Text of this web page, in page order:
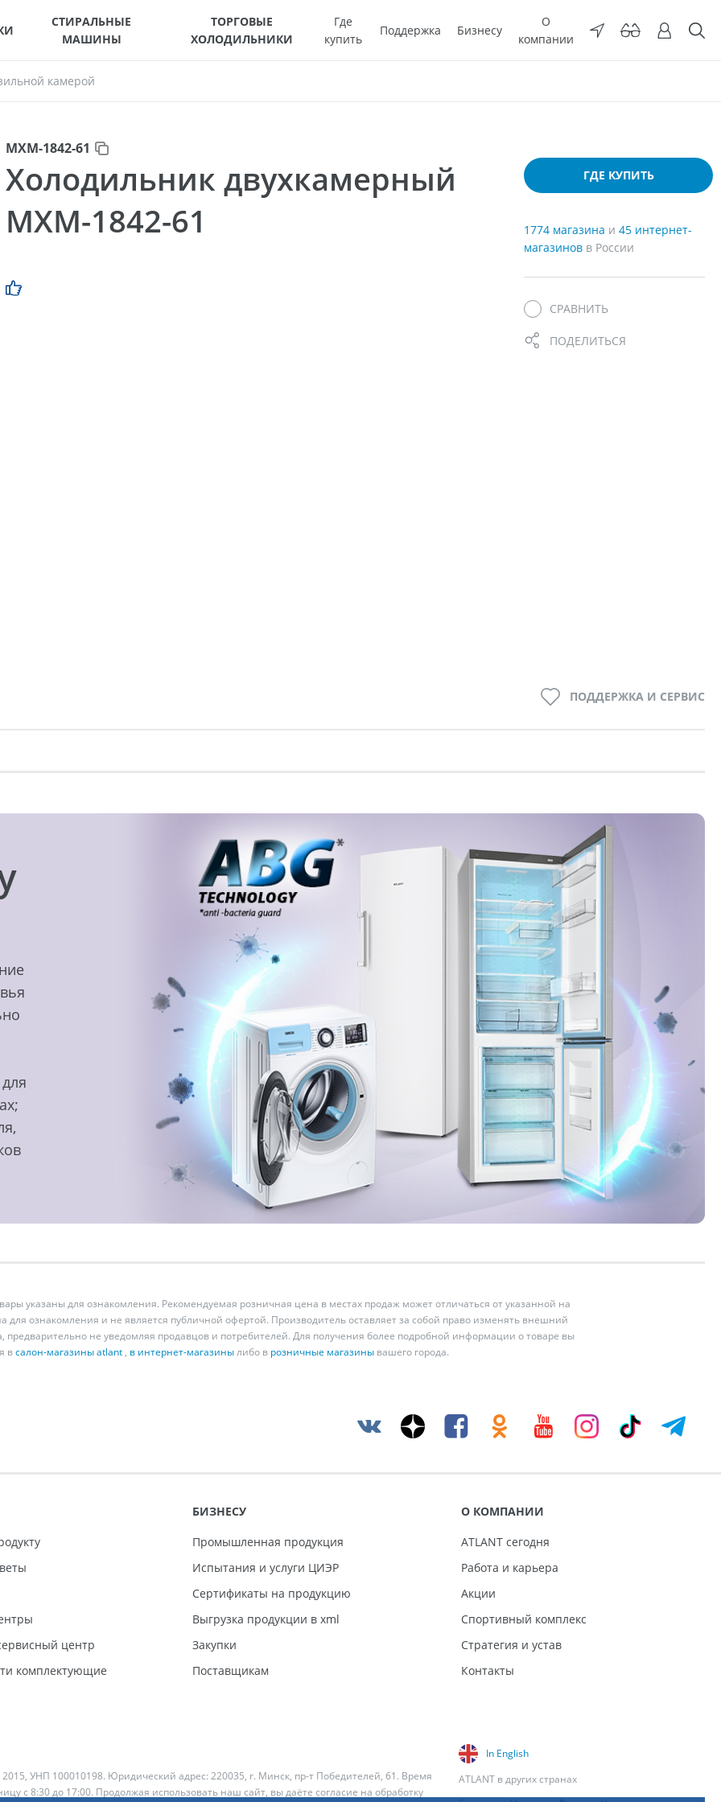
СТИРАЛЬНЫЕ
МАШИНЫ
ТОРГОВЫЕ
ХОЛОДИЛЬНИКИ
Где
купить
Поддержка Бизнесу
О
компании
камерой
МХМ-1842-61
Холодильник двухкамерный
МХМ-1842-61
ГДЕ КУПИТЬ
1774 магазина и 45 интернет-
магазинов в России
СРАВНИТЬ
ПОДЕЛИТЬСЯ
ПОДДЕРЖКА И СЕРВИС
указаны для ознакомления. Рекомендуемая розничная цена в местах продаж может отличаться от указанной на
для ознакомления и не является публичной офертой. Производитель оставляет за собой право изменять внешний
предварительно не уведомляя продавцов и потребителей. Для получения более подробной информации о товаре вы
всалон-магазины atlant , в интернет-магазинылибо в розничные магазины вашего города.
центр
комплектующие
БИЗНЕСУ
Промышленная продукция
Испытания и услуги ЦИЭР
Сертификаты на продукцию
Выгрузка продукции в xml
Закупки
Поставщикам
О КОМПАНИИ
ATLANT сегодня
Работа и карьера
Акции
Спортивный комплекс
Стратегия и устав
Контакты
2015, УНП 100010198. Юридический адрес: 220035, г. Минск, пр-т Победителей, 61. Время
с 8:30 до 17:00. Продолжая использовать наш сайт, вы даёте согласие на обработку
In English
ATLANT в других странах